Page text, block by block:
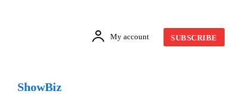
My account SUBSCRIBE
ShowBiz